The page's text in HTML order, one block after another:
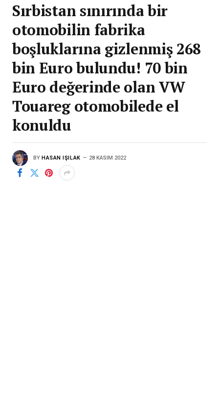
Sırbistan sınırında bir
otomobilin fabrika
boşluklarına gizlenmiş 268
bin Euro bulundu! 70 bin
Euro değerinde olan VW
Touareg otomobilede el
konuldu
BY HASAN IŞILAK 28 KASIM 2022